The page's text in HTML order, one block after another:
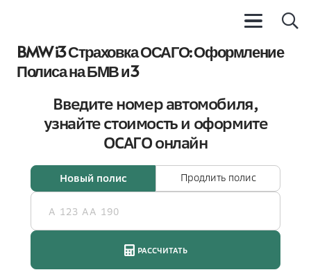
BMW i3 Страховка ОСАГО: Оформление
Полиса на БМВ и3